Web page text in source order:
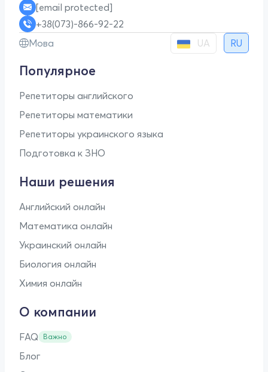
[email protected]
+38(073)-866-92-22
Мова
UA RU
Популярное
Репетиторы английского
Репетиторы математики
Репетиторы украинского языка
Подготовка к ЗНО
Наши решения
Английский онлайн
Математика онлайн
Украинский онлайн
Биология онлайн
Химия онлайн
О компании
FAQ Важно
Блог